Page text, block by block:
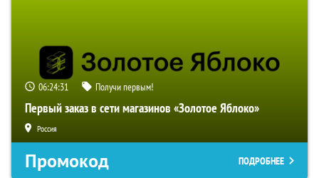
06:24:31 Получи первым!
Первый заказ в сети магазинов «Золотое Яблоко»
Россия
Промокод ПОДРОБНЕЕ